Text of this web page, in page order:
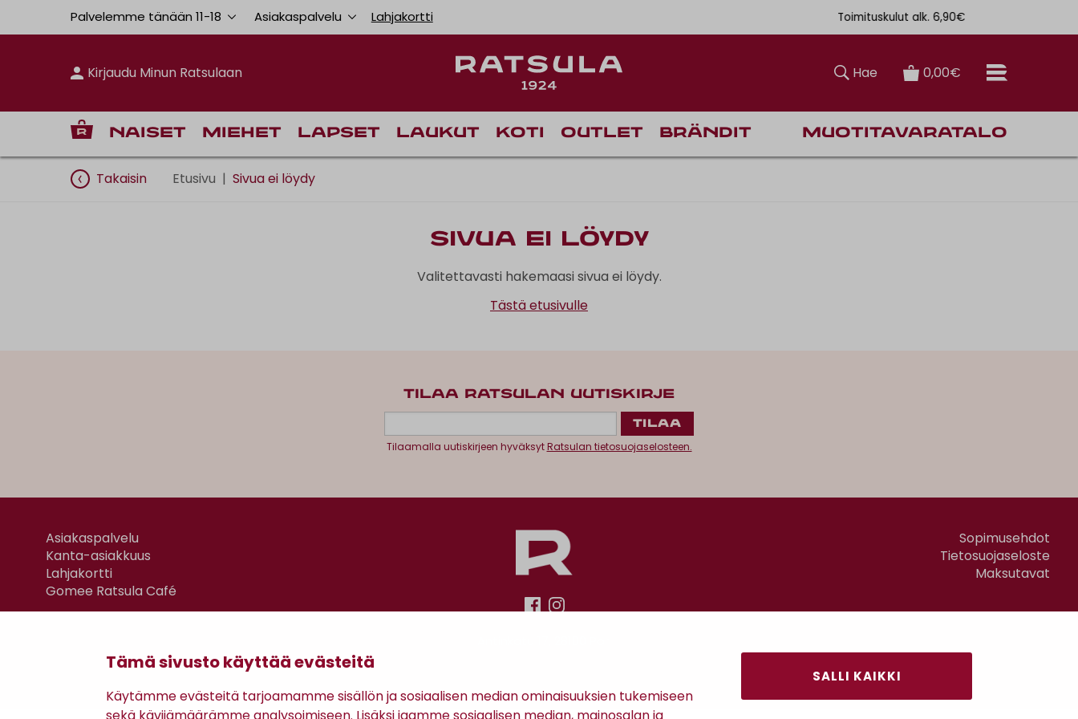
Tämä sivusto käyttää evästeitä
Käytämme evästeitä tarjoamamme sisällön ja sosiaalisen median ominaisuuksien tukemiseen
SALLI KAIKKI
Palvelemme tänään 11-18 Asiakaspalvelu Lahjakortti Toimituskulut alk. 6,90€
Kirjaudu Minun Ratsulaan Hae 0,00€
Naiset Miehet Lapset Laukut Koti Outlet Brändit Muotitavaratalo
Takaisin Etusivu | Sivua ei löydy
Sivua ei löydy
Valitettavasti hakemaasi sivua ei löydy.
Tästä etusivulle
TILAA RATSULAN UUTISKIRJE
Tilaamalla uutiskirjeen hyväksytRatsulan tietosuojaselosteen.
Asiakaspalvelu
Kanta-asiakkuus
Lahjakortti
Gomee Ratsula Café
Sopimusehdot
Tietosuojaseloste
Maksutavat